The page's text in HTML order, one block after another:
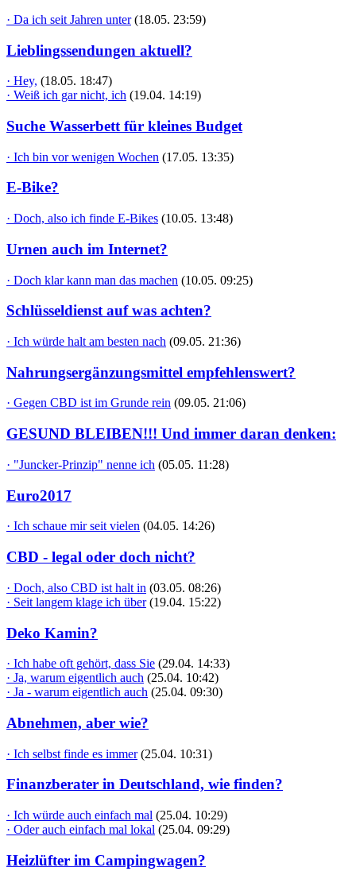
· Da ich seit Jahren unter (18.05. 23:59)
Lieblingssendungen aktuell?
· Hey, (18.05. 18:47)
· Weiß ich gar nicht, ich (19.04. 14:19)
Suche Wasserbett für kleines Budget
· Ich bin vor wenigen Wochen (17.05. 13:35)
E-Bike?
· Doch, also ich finde E-Bikes (10.05. 13:48)
Urnen auch im Internet?
· Doch klar kann man das machen (10.05. 09:25)
Schlüsseldienst auf was achten?
· Ich würde halt am besten nach (09.05. 21:36)
Nahrungsergänzungsmittel empfehlenswert?
· Gegen CBD ist im Grunde rein (09.05. 21:06)
GESUND BLEIBEN!!! Und immer daran denken:
· "Juncker-Prinzip" nenne ich (05.05. 11:28)
Euro2017
· Ich schaue mir seit vielen (04.05. 14:26)
CBD - legal oder doch nicht?
· Doch, also CBD ist halt in (03.05. 08:26)
· Seit langem klage ich über (19.04. 15:22)
Deko Kamin?
· Ich habe oft gehört, dass Sie (29.04. 14:33)
· Ja, warum eigentlich auch (25.04. 10:42)
· Ja - warum eigentlich auch (25.04. 09:30)
Abnehmen, aber wie?
· Ich selbst finde es immer (25.04. 10:31)
Finanzberater in Deutschland, wie finden?
· Ich würde auch einfach mal (25.04. 10:29)
· Oder auch einfach mal lokal (25.04. 09:29)
Heizlüfter im Campingwagen?